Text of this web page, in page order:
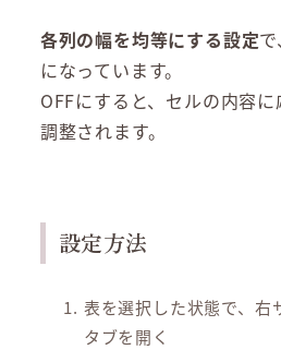
各列の幅を均等にする設定
になっています。
OFFにすると、セルの内容
調整されます。
設定方法
表を選択した状態で、右
タブを開く